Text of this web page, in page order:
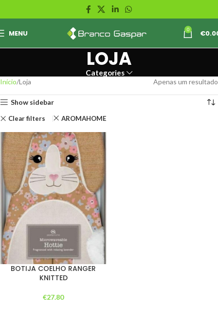
MENU 0 €
LOJA
Categories
Início Loja Apenas um resultado
Show sidebar
Clear filters AROMAHOME
BOTIJA COELHO RANGER
KNITTED
€27.80